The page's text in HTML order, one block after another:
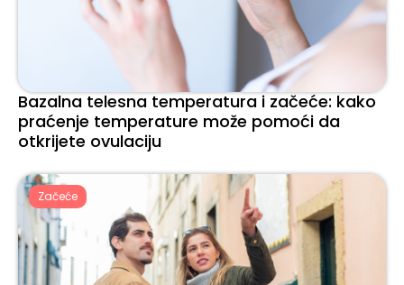
Bazalna telesna temperatura i začeće: kako
praćenje temperature može pomoći da
otkrijete ovulaciju
Začeće